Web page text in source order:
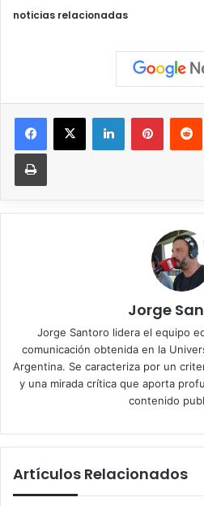
noticias relacionadas
Facebook
X LinkedInPinterest
Imprimir
Jorge
Jorge Santoro lidera el equipo
comunicación obtenida en la
Argentina. Se caracteriza por un
y una mirada crítica que aporta
contenido
Artículos Relacionados